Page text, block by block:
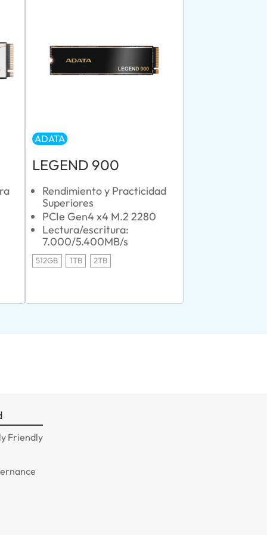
ADATA
LEGEND 900
Rendimiento y Practicidad
Superiores
PCIe Gen4 x4 M.2 2280
Lectura/escritura:
7.000/5.400MB/s
512GB 1TB 2TB
Friendly